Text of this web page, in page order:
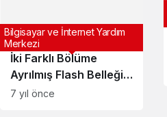
İki Farklı Bölüme
Ayrılmış Flash Belleğin
Bölümlerini Birleştirme
Bilgisayar ve İnternet Yardım
Merkezi
7 yıl önce